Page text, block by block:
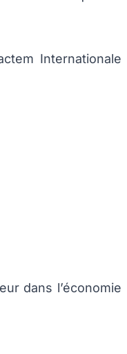
Internationale
dans l’économie